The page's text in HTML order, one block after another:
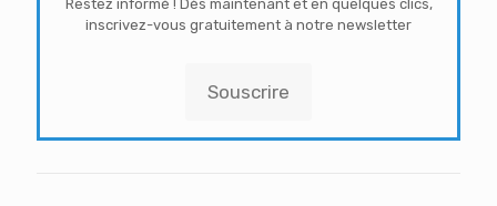
Restez informé ! Dès maintenant et en quelques clics,
inscrivez-vous gratuitement à notre newsletter
Souscrire